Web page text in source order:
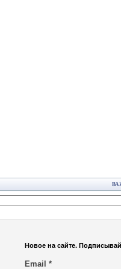
Новое на сайте.
Email *